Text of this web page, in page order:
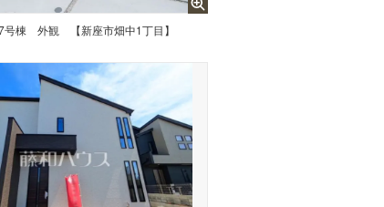
号棟 外観 【新座市畑中1丁目】